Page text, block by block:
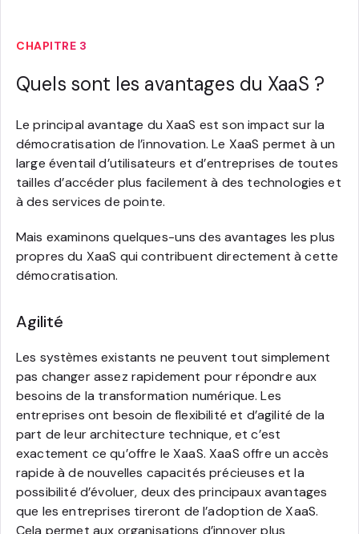
CHAPITRE 3
Quels sont les avantages du XaaS ?
Le principal avantage du XaaS est son impact sur la
démocratisation de l’innovation. Le XaaS permet à un
large éventail d’utilisateurs et d’entreprises de toutes
tailles d’accéder plus facilement à des technologies et
à des services de pointe.
Mais examinons quelques-uns des avantages les plus
propres du XaaS qui contribuent directement à cette
démocratisation.
Agilité
Les systèmes existants ne peuvent tout simplement
pas changer assez rapidement pour répondre aux
besoins de la transformation numérique. Les
entreprises ont besoin de flexibilité et d’agilité de la
part de leur architecture technique, et c’est
exactement ce qu’offre le XaaS. XaaS offre un accès
rapide à de nouvelles capacités précieuses et la
possibilité d’évoluer, deux des principaux avantages
que les entreprises tireront de l’adoption de XaaS.
Cela permet aux organisations d’innover plus